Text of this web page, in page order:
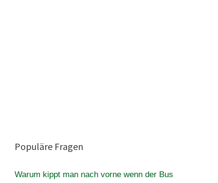
Populäre Fragen
Warum kippt man nach vorne wenn der Bus